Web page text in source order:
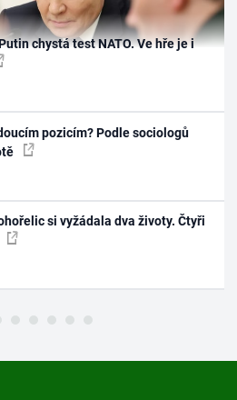
chystá test NATO. Ve hře je i
pozicím? Podle sociologů
si vyžádala dva životy. Čtyři